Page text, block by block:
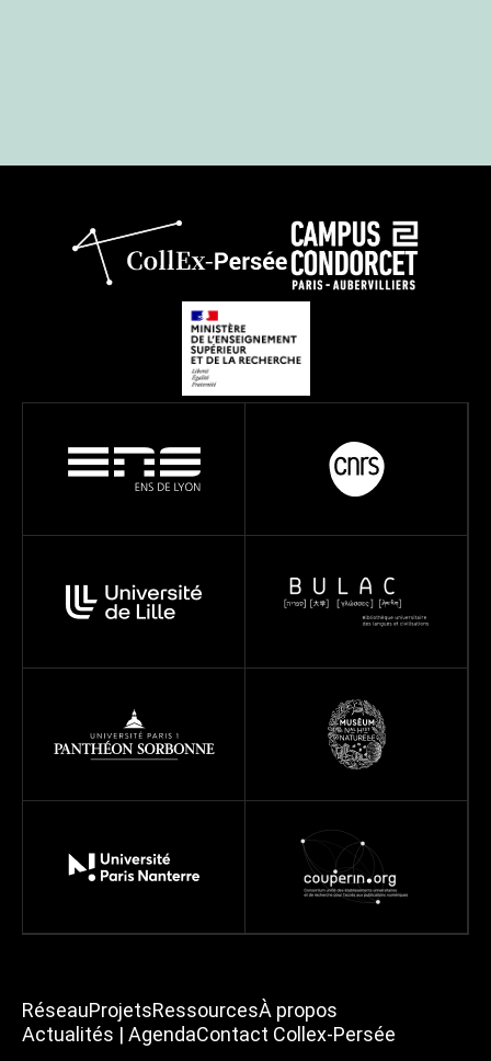
RéseauProjetsRessourcesÀ propos
Actualités | AgendaContact Collex-Persée